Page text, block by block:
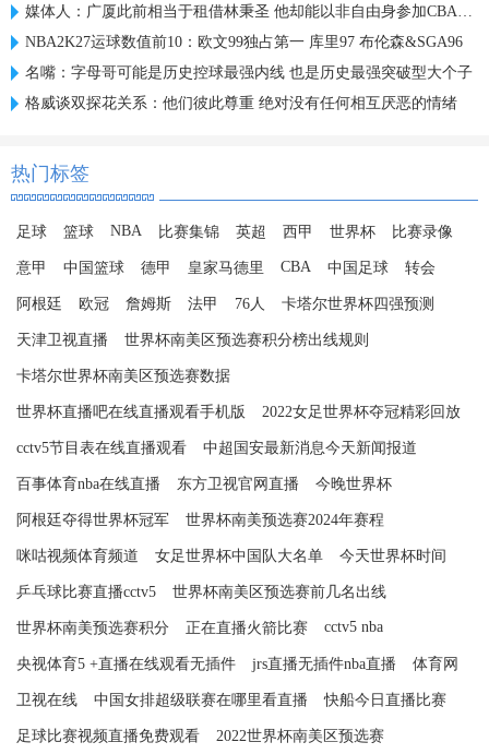
媒体人：广厦此前相当于租借林秉圣 他却能以非自由身参加CBA选秀
NBA2K27运球数值前10：欧文99独占第一 库里97 布伦森&SGA96
名嘴：字母哥可能是历史控球最强内线 也是历史最强突破型大个子
格威谈双探花关系：他们彼此尊重 绝对没有任何相互厌恶的情绪
热门标签
足球 篮球 NBA 比赛集锦 英超 西甲 世界杯 比赛录像
意甲 中国篮球 德甲 皇家马德里 CBA 中国足球 转会
阿根廷 欧冠 詹姆斯 法甲 76人 卡塔尔世界杯四强预测
天津卫视直播 世界杯南美区预选赛积分榜出线规则
卡塔尔世界杯南美区预选赛数据
世界杯直播吧在线直播观看手机版 2022女足世界杯夺冠精彩回放
cctv5节目表在线直播观看 中超国安最新消息今天新闻报道
百事体育nba在线直播 东方卫视官网直播 今晚世界杯
阿根廷夺得世界杯冠军 世界杯南美预选赛2024年赛程
咪咕视频体育频道 女足世界杯中国队大名单 今天世界杯时间
乒乓球比赛直播cctv5 世界杯南美区预选赛前几名出线
世界杯南美预选赛积分 正在直播火箭比赛 cctv5 nba
央视体育5 +直播在线观看无插件 jrs直播无插件nba直播 体育网
卫视在线 中国女排超级联赛在哪里看直播 快船今日直播比赛
足球比赛视频直播免费观看 2022世界杯南美区预选赛